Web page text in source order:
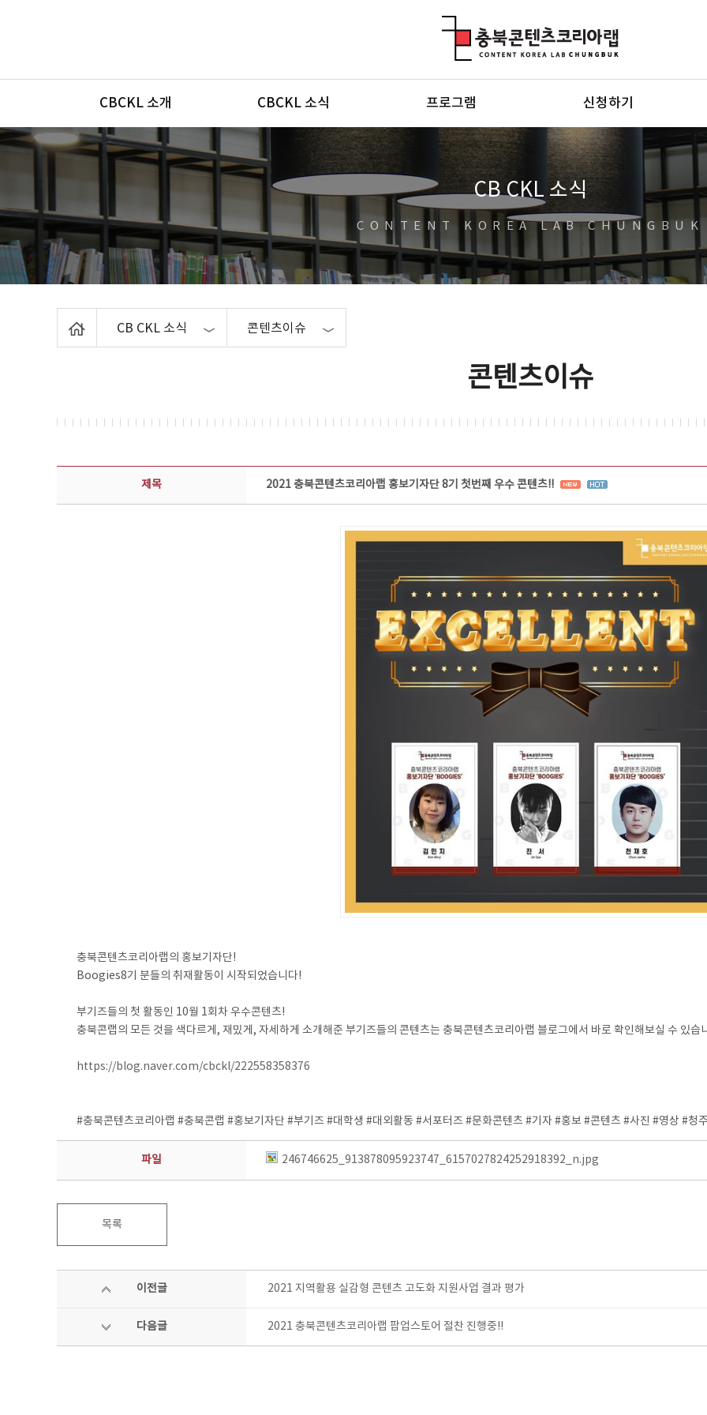
메뉴
CBCKL 소개 CBCKL 소식 프로그램 신청하기
CB CKL 소식
CONTENT KOREA LAB CHUNGBUK
CB CKL 소식 콘텐츠이슈
콘텐츠이슈
콘텐츠이슈 상세보기 - 제목, 담당부서, 담당자, 담당연락처, 내용, 첨부파일 정보 제공
제목 2021 충북콘텐츠코리아랩 홍보기자단 8기 첫번째 우수 콘텐츠!!
충북콘텐츠코리아랩의 홍보기자단!
Boogies8기 분들의 취재활동이 시작되었습니다!
부기즈들의 첫 활동인 10월 1회차 우수콘텐츠!
충북콘랩의 모든 것을 색다르게, 재밌게, 자세하게 소개해준 부기즈들의 콘텐츠는 충북콘텐츠코리아랩 블로그에서 바로 확인해보실 수 있습
https://blog.naver.com/cbckl/222558358376
#충북콘텐츠코리아랩 #충북콘랩 #홍보기자단 #부기즈 #대학생 #대외활동 #서포터즈 #문화콘텐츠 #기자 #홍보 #콘텐츠 #사진 #영상 #청
파일 246746625_913878095923747_6157027824252918392_n.jpg
목록
이전글 2021 지역활용 실감형 콘텐츠 고도화 지원사업 결과 평가
다음글 2021 충북콘텐츠코리아랩 팝업스토어 절찬 진행중!!